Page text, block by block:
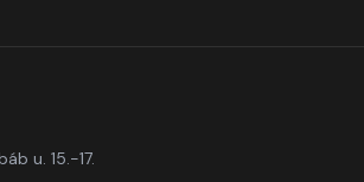
u. 15.-17.